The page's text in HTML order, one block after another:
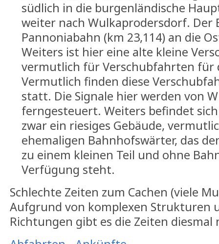
südlich in die burgenländische
weiter nach Wulkaprodersdorf. Der
Pannoniabahn (km 23,114) an die
Weiters ist hier eine alte kleine
vermutlich für Verschubfahrten für
Vermutlich finden diese
statt. Die Signale hier werden von
ferngesteuert. Weiters befindet
zwar ein riesiges Gebäude,
ehemaligen Bahnhofswärter, das
zu einem kleinen Teil und ohne
Verfügung steht.
Schlechte Zeiten zum Cachen (viele
Aufgrund von komplexen Strukturen
Richtungen gibt es die Zeiten diesmal